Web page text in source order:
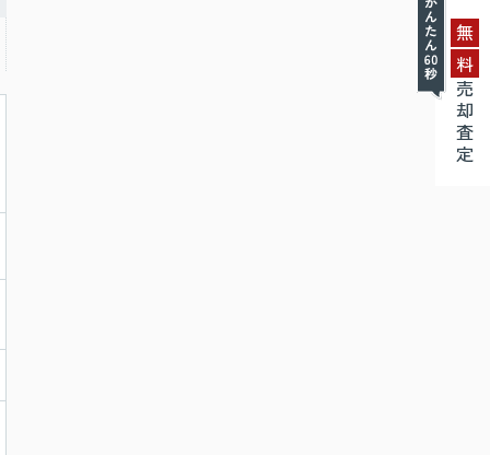
無
料
売却査定